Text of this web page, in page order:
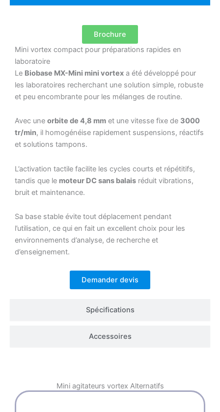
Spécifications
Accessoires
Brochure
Mini vortex compact pour préparations rapides en
laboratoire
Le Biobase MX-Mini mini vortex a été développé pour
les laboratoires recherchant une solution simple, robuste
et peu encombrante pour les mélanges de routine.
Avec une orbite de 4,8 mm et une vitesse fixe de 3000
tr/min, il homogénéise rapidement suspensions, réactifs
et solutions tampons.
L’activation tactile facilite les cycles courts et répétitifs,
tandis que le moteur DC sans balais réduit vibrations,
bruit et maintenance.
Sa base stable évite tout déplacement pendant
l’utilisation, ce qui en fait un excellent choix pour les
environnements d’analyse, de recherche et
d’enseignement.
Demander devis
Mini agitateurs vortex Alternatifs